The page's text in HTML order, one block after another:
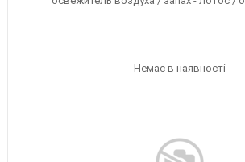
Немає в наявності